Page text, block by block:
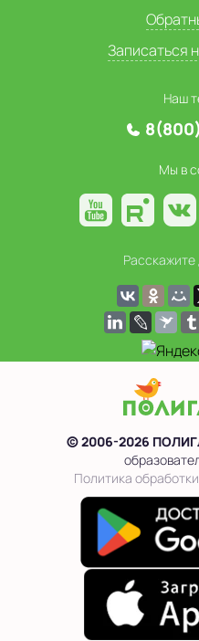
Записаться
Наш
Мы в
Расскажите
© 2006-2026
Политика